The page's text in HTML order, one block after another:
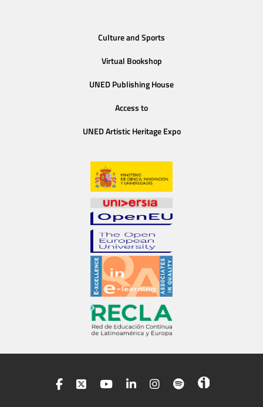
Culture and Sports
Virtual Bookshop
UNED Publishing House
Access to
UNED Artistic Heritage Expo